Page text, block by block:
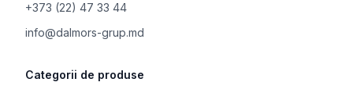
+373 (22) 47 33 44
info@dalmors-grup.md
Categorii de produse